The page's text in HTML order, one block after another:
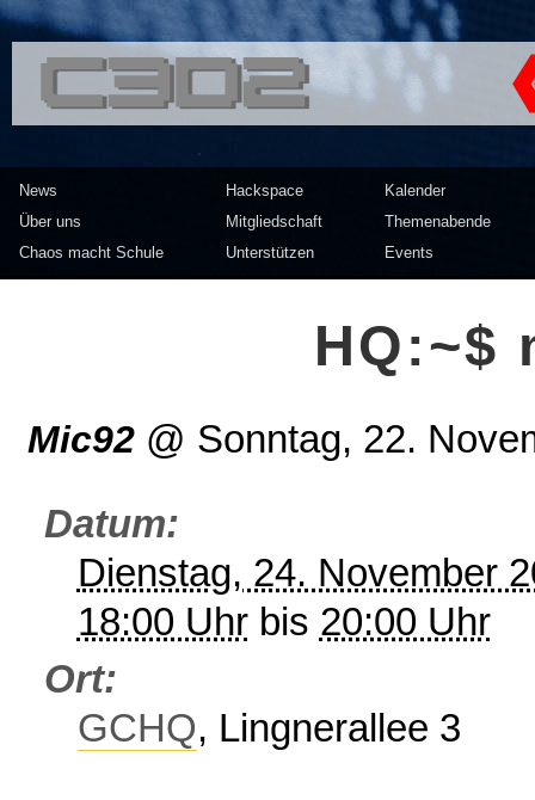
<<</>> Chaos Computer
News
Über uns
Chaos macht Schule
Hackspace
Mitgliedschaft
Unterstützen
Kalender
Themenabende
Events
HQ:~$
Mic92 @ Sonntag, 22.
Datum
Dienstag, 24. November
18:00 Uhrbis 20:00 Uhr
Ort
GCHQ, Lingnerallee 3